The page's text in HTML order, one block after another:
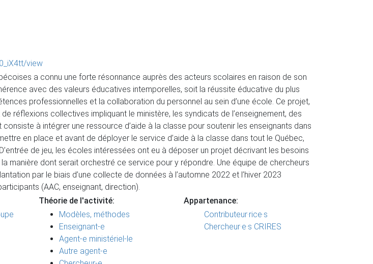
view
a connu une forte résonnance auprès des acteurs scolaires en raison de son
avec des valeurs éducatives intemporelles, soit la réussite éducative du plus
professionnelles et la collaboration du personnel au sein d’une école. Ce projet,
réflexions collectives impliquant le ministère, les syndicats de l’enseignement, des
à intégrer une ressource d’aide à la classe pour soutenir les enseignants dans
en place et avant de déployer le service d’aide à la classe dans tout le Québec,
de jeu, les écoles intéressées ont eu à déposer un projet décrivant les besoins
manière dont serait orchestré ce service pour y répondre. Une équipe de chercheurs
par le biais d’une collecte de données à l’automne 2022 et l’hiver 2023
(AAC, enseignant, direction).
Théorie de l'activité:
Modèles, méthodes
Enseignant-e
Agent-e ministériel-le
Autre agent-e
Appartenance:
Contributeur·rice·s
Chercheur·e·s CRIRES